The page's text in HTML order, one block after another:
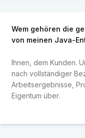
Wem gehören die
von meinen Java-
Ihnen, dem Kunden.
nach vollständiger
Arbeitsergebnisse,
Eigentum über.